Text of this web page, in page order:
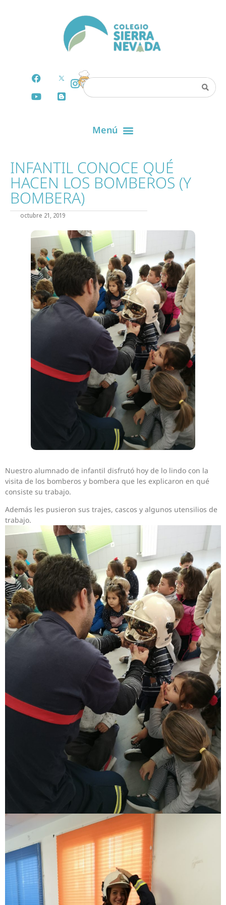
INFANTIL CONOCE QUÉ
HACEN LOS BOMBEROS (Y
BOMBERA)
octubre 21, 2019
Nuestro alumnado de infantil disfrutó hoy de lo lindo con la
visita de los bomberos y bombera que les explicaron en qué
consiste su trabajo.
Además les pusieron sus trajes, cascos y algunos utensilios de
trabajo.